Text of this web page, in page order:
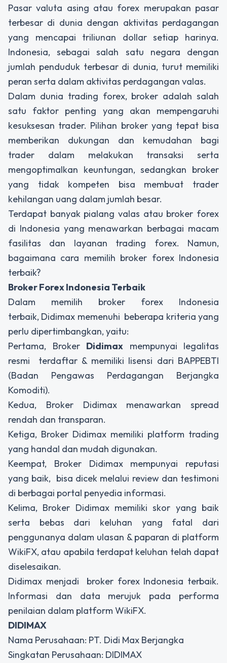
Pasar valuta asing atau forex merupakan pasar
terbesar di dunia dengan aktivitas perdagangan
yang mencapai triliunan dollar setiap harinya.
Indonesia, sebagai salah satu negara dengan
jumlah penduduk terbesar di dunia, turut memiliki
peran serta dalam aktivitas perdagangan valas.
Dalam dunia trading forex, broker adalah salah
satu faktor penting yang akan mempengaruhi
kesuksesan trader. Pilihan broker yang tepat bisa
memberikan dukungan dan kemudahan bagi
trader dalam melakukan transaksi serta
mengoptimalkan keuntungan, sedangkan broker
yang tidak kompeten bisa membuat trader
kehilangan uang dalam jumlah besar.
Terdapat banyak pialang valas atau broker forex
di Indonesia yang menawarkan berbagai macam
fasilitas dan layanan trading forex. Namun,
bagaimana cara memilih broker forex Indonesia
terbaik?
Broker Forex Indonesia Terbaik
Dalam memilih broker forex Indonesia
terbaik, Didimax memenuhi beberapa kriteria yang
perlu dipertimbangkan, yaitu:
Pertama, Broker Didimax mempunyai legalitas
resmi terdaftar & memiliki lisensi dari BAPPEBTI
(Badan Pengawas Perdagangan Berjangka
Komoditi).
Kedua, Broker Didimax menawarkan spread
rendah dan transparan.
Ketiga, Broker Didimax memiliki platform trading
yang handal dan mudah digunakan.
Keempat, Broker Didimax mempunyai reputasi
yang baik, bisa dicek melalui review dan testimoni
di berbagai portal penyedia informasi.
Kelima, Broker Didimax memiliki skor yang baik
serta bebas dari keluhan yang fatal dari
penggunanya dalam ulasan & paparan di platform
WikiFX, atau apabila terdapat keluhan telah dapat
diselesaikan.
Didimax menjadi broker forex Indonesia terbaik.
Informasi dan data merujuk pada performa
penilaian dalam platform WikiFX.
DIDIMAX
Nama Perusahaan: PT. Didi Max Berjangka
Singkatan Perusahaan: DIDIMAX